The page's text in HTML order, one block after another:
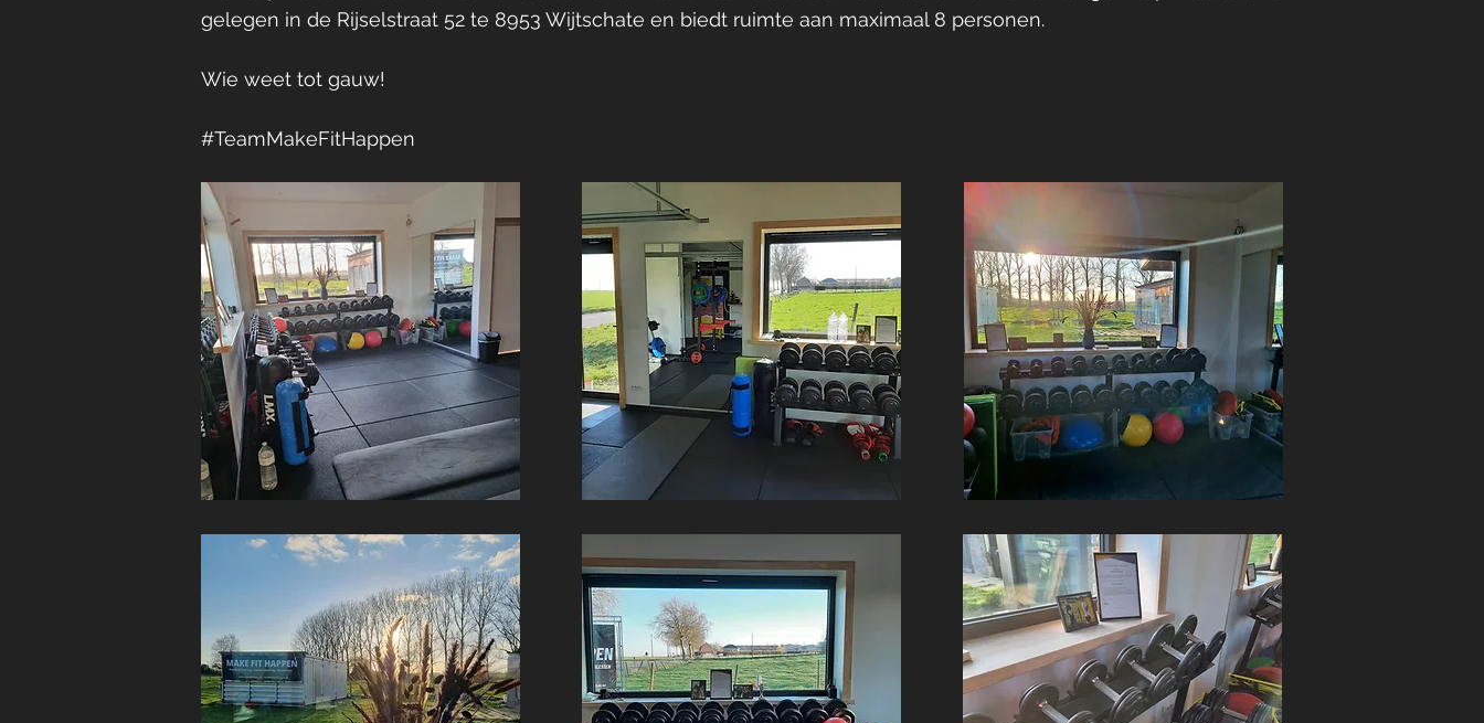
gelegen in de Rijselstraat 52 te 8953 Wijtschate en biedt ruimte aan maximaal 8 personen.
Wie weet tot gauw!
#TeamMakeFitHappen